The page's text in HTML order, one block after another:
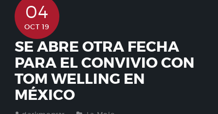
04
OCT 19
SE ABRE OTRA FECHA
PARA EL CONVIVIO CON
TOM WELLING EN
MÉXICO